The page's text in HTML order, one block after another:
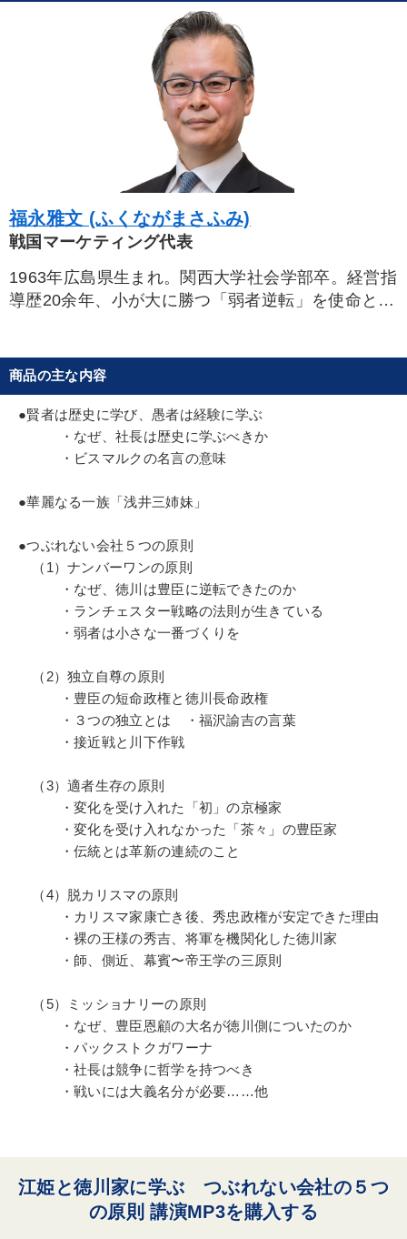
すべての音声・動画（全2076タイトル）からお探しいただけます
ブランディング 理念・パーパス
両利きの経営 地方企業の勝ち方
リーダーシップ コミュニケーション
松下幸之助 金融 サービス IT・デジタル活用
デジタルマーケティング
※「更新」を押すと「タグ・キーワード」を更新いただけます。
福永雅文 (ふくながまさふみ)
戦国マーケティング代表
1963年広島県生まれ。関西大学社会学部卒。経営指
導歴20余年、小が大に勝つ「弱者逆転」を使命と
を指導するとともに全国各地で企業研修・講演を行
う。 ランチェスター戦略学会常任幹事などを兼務。
戦国マーケティング社長
商品の主な内容
●賢者は歴史に学び、愚者は経験に学ぶ
・なぜ、社長は歴史に学ぶべきか
・ビスマルクの名言の意味
●華麗なる一族「浅井三姉妹」
●つぶれない会社５つの原則
（1）ナンバーワンの原則
・なぜ、徳川は豊臣に逆転できたのか
・ランチェスター戦略の法則が生きている
・弱者は小さな一番づくりを
（2）独立自尊の原則
・豊臣の短命政権と徳川長命政権
・３つの独立とは ・福沢諭吉の言葉
・接近戦と川下作戦
（3）適者生存の原則
・変化を受け入れた「初」の京極家
・変化を受け入れなかった「茶々」の豊臣家
・伝統とは革新の連続のこと
（4）脱カリスマの原則
・カリスマ家康亡き後、秀忠政権が安定できた理由
・裸の王様の秀吉、将軍を機関化した徳川家
・師、側近、幕賓〜帝王学の三原則
（5）ミッショナリーの原則
・なぜ、豊臣恩顧の大名が徳川側についたのか
・パックストクガワーナ
・社長は競争に哲学を持つべき
・戦いには大義名分が必要……他
江姫と徳川家に学ぶ つぶれない会社の５つ
の原則 講演MP3を購入する